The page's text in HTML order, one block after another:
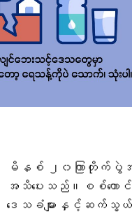
မိနစ် ၂၀ကြာတိုက်ပွဲအတွ
အသိပေးသည်။စစ်ကေ
ဒေသခံများနှင့်ဆက်သွ